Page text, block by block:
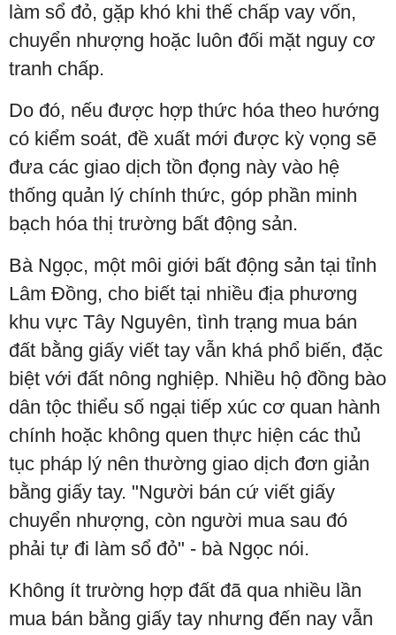
làm sổ đỏ, gặp khó khi thế chấp vay vốn,
chuyển nhượng hoặc luôn đối mặt nguy cơ
tranh chấp.
Do đó, nếu được hợp thức hóa theo hướng
có kiểm soát, đề xuất mới được kỳ vọng sẽ
đưa các giao dịch tồn đọng này vào hệ
thống quản lý chính thức, góp phần minh
bạch hóa thị trường bất động sản.
Bà Ngọc, một môi giới bất động sản tại tỉnh
Lâm Đồng, cho biết tại nhiều địa phương
khu vực Tây Nguyên, tình trạng mua bán
đất bằng giấy viết tay vẫn khá phổ biến, đặc
biệt với đất nông nghiệp. Nhiều hộ đồng bào
dân tộc thiểu số ngại tiếp xúc cơ quan hành
chính hoặc không quen thực hiện các thủ
tục pháp lý nên thường giao dịch đơn giản
bằng giấy tay. "Người bán cứ viết giấy
chuyển nhượng, còn người mua sau đó
phải tự đi làm sổ đỏ" - bà Ngọc nói.
Không ít trường hợp đất đã qua nhiều lần
mua bán bằng giấy tay nhưng đến nay vẫn